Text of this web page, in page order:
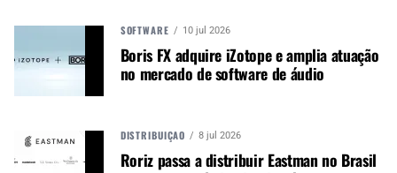
Finch sugeriu a luz LED Proteus Maximus com
classificação IP65 da Elation para o trabalho e
projeto de iluminação. “Tínhamos usado o Proteus
Maximus em outras aplicações e sabíamos que
SOFTWARE 10 jul 2026
Boris FX adquire iZotope e amplia atuação
no mercado de software de áudio
DISTRIBUIÇÃO 8 jul 2026
Roriz passa a distribuir Eastman no Brasil